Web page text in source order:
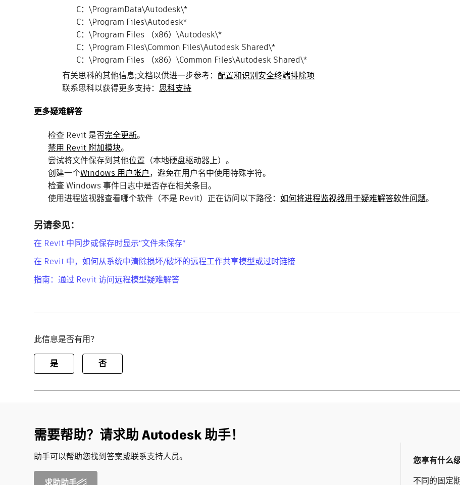
C：\ProgramData\Autodesk\*
C：\Program Files\Autodesk*
C：\Program Files （x86）\Autodesk\*
C：\Program Files\Common Files\Autodesk Shared\*
C：\Program Files （x86）\Common Files\Autodesk Shared\*
有关思科的其他信息;文档以供进一步参考： 配置和识别安全终端排除项
联系思科以获得更多支持： 思科支持
更多疑难解答
检查 Revit 是否完全更新。
禁用 Revit 附加模块。
尝试将文件保存到其他位置（本地硬盘驱动器上）。
创建一个Windows 用户帐户，避免在用户名中使用特殊字符。
检查 Windows 事件日志中是否存在相关条目。
使用进程监视器查看哪个软件（不是 Revit）正在访问以下路径：如何将进程监视器用于疑难解答软件问题。
另请参见：
在 Revit 中同步或保存时显示“文件未保存”
在 Revit 中，如何从系统中清除损坏/破坏的远程工作共享模型或过时链接
指南：通过 Revit 访问远程模型疑难解答
此信息是否有用？
是 否
需要帮助？请求助 Autodesk 助手！
助手可以帮助您找到答案或联系支持人员。
您享有什么
不同的固定